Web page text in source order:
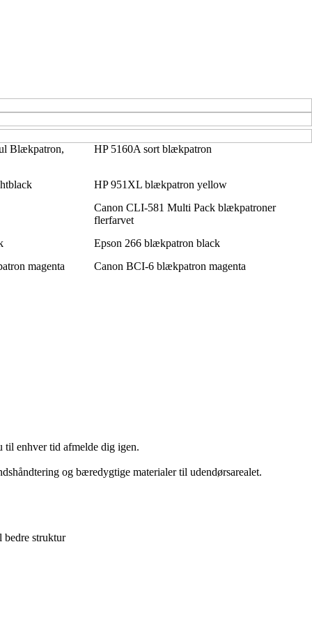
Blækpatron, HP 5160A sort blækpatron
HP 951XL blækpatron yellow
Canon CLI-581 Multi Pack blækpatroner
flerfarvet
Epson 266 blækpatron black
magenta
Canon BCI-6 blækpatron magenta
til enhver tid afmelde dig igen.
og bæredygtige materialer til udendørsarealet.
bedre struktur